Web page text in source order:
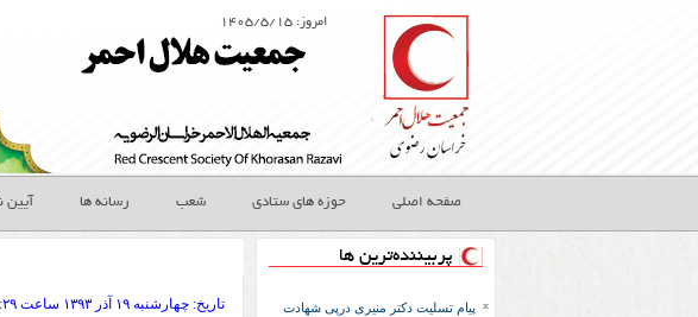
امروز: ۱۴۰۵/۵/۱۵
صفحه اصلی حوزه های ستادی شعب رسانه ها آیین
پربیننده‌ترین ها
پیام تسلیت دکتر منیری درپی شهادت
تاريخ: ۱۳۹۳ چهارشنبه ۱۹ آذر ساعت